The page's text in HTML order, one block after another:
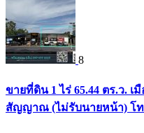
8
ขายที่ดิน 1 ไร่ 65.44 ตร.ว. เ
สัญญาณ (ไม่รับนายหน้า) โทร